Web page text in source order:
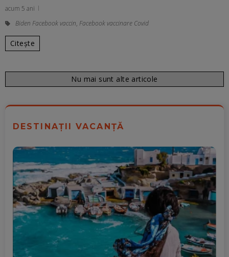
acum 5 ani
Biden Facebook vaccin, Facebook vaccinare Covid
Citește
Nu mai sunt alte articole
DESTINAȚII VACANȚĂ